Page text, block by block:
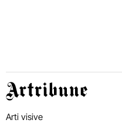
Artribune
Arti visive